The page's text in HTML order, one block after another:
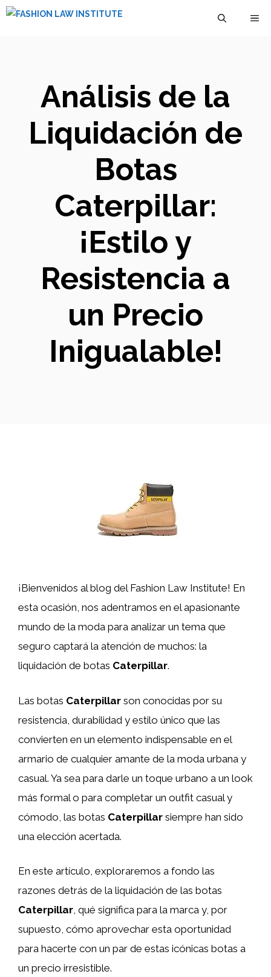
Saltar
Análisis de la
Liquidación de
Botas
Caterpillar:
¡Estilo y
Resistencia a
un Precio
Inigualable!
¡Bienvenidos al blog del Fashion Law Institute! En
esta ocasión, nos adentramos en el apasionante
mundo de la moda para analizar un tema que
seguro captará la atención de muchos: la
liquidación de botas Caterpillar.
Las botas Caterpillar son conocidas por su
resistencia, durabilidad y estilo único que las
convierten en un elemento indispensable en el
armario de cualquier amante de la moda urbana y
casual. Ya sea para darle un toque urbano a un look
más formal o para completar un outfit casual y
cómodo, las botas Caterpillar siempre han sido
una elección acertada.
En este artículo, exploraremos a fondo las
razones detrás de la liquidación de las botas
Caterpillar, qué significa para la marca y, por
supuesto, cómo aprovechar esta oportunidad
para hacerte con un par de estas icónicas botas a
un precio irresistible.